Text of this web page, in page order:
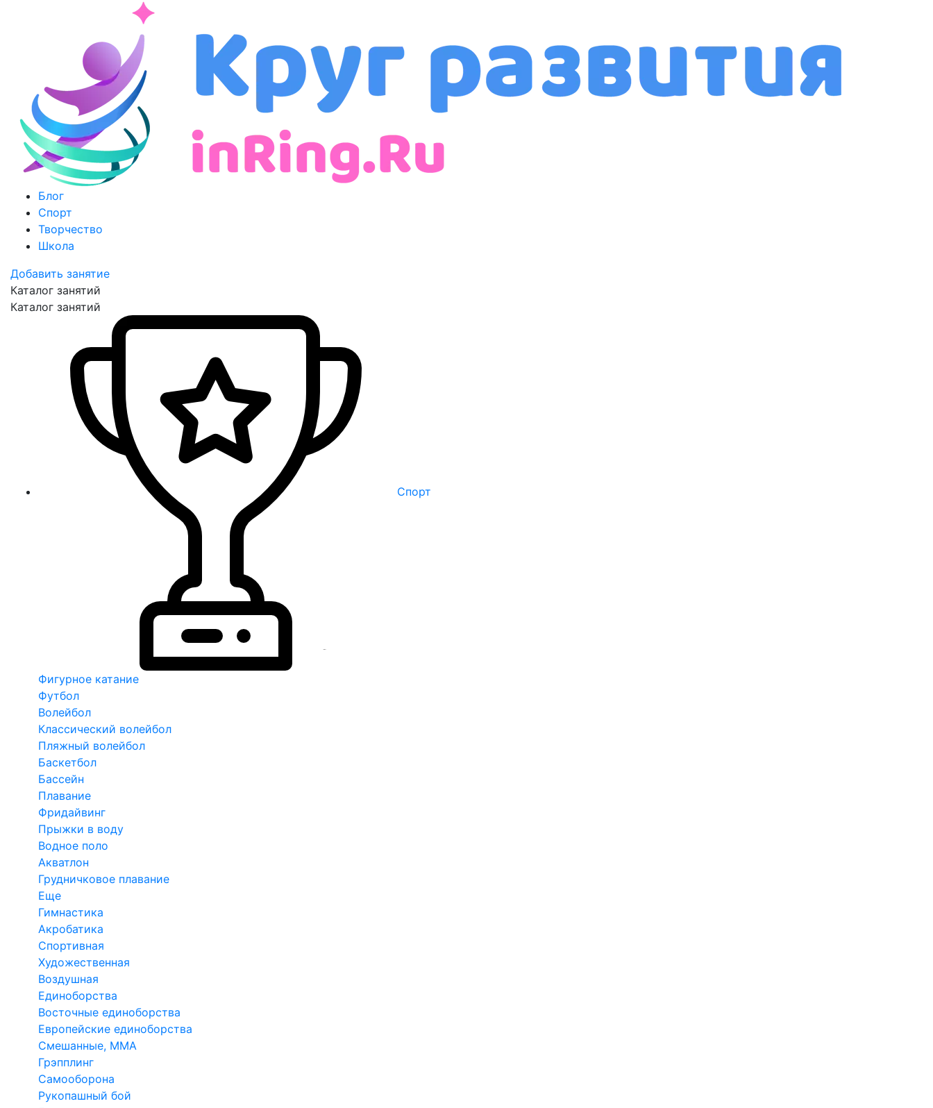
Блог
Спорт
Творчество
Школа
Добавить занятие
Каталог занятий
Каталог занятий
Спорт
Фигурное катание
Футбол
Волейбол
Классический волейбол
Пляжный волейбол
Баскетбол
Бассейн
Плавание
Фридайвинг
Прыжки в воду
Водное поло
Акватлон
Грудничковое плавание
Еще
Гимнастика
Акробатика
Спортивная
Художественная
Воздушная
Единоборства
Восточные единоборства
Европейские единоборства
Смешанные, ММА
Грэпплинг
Самооборона
Рукопашный бой